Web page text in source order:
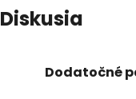
Diskusia
Dodatočné